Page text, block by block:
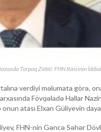
Torpaq Zəbti: FHN Rəisinin
verdiyi məlumata görə,
Fövqəladə Hallar
atası Elxan Güliyevin
FHN-nin Gəncə Səhər